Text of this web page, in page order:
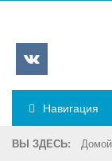
Навигация
ВЫ ЗДЕСЬ: Домой